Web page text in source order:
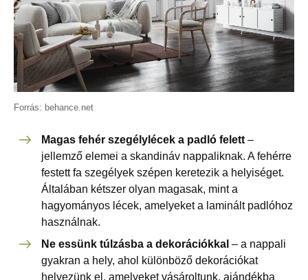
Forrás: behance.net
Magas fehér szegélylécek a padló felett–
jellemző elemei a skandináv nappaliknak. A fehérre
festett fa szegélyek szépen keretezik a helyiséget.
Általában kétszer olyan magasak, mint a
hagyományos lécek, amelyeket a laminált padlóhoz
használnak.
Ne essünk túlzásba a dekorációkkal – a nappali
gyakran a hely, ahol különböző dekorációkat
helyezünk el, amelyeket vásároltunk, ajándékba